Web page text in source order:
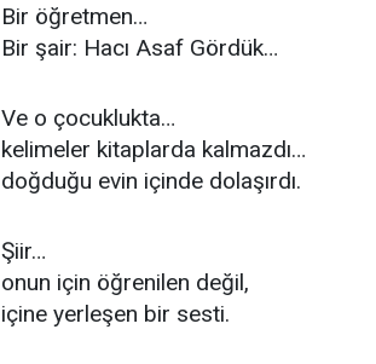
Bir öğretmen…
Bir şair: Hacı Asaf Gördük…
Ve o çocuklukta…
kelimeler kitaplarda kalmazdı…
doğduğu evin içinde dolaşırdı.
Şiir…
onun için öğrenilen değil,
içine yerleşen bir sesti.